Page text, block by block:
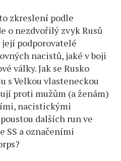
zkreslení podle
o nezdvořilý zvyk Rusů
její podporovatelé
nacistů, jaké v boji
války. Jak se Rusko
s Velkou vlasteneckou
proti mužům (a ženám)
nacistickými
dalších run ve
SS a označeními